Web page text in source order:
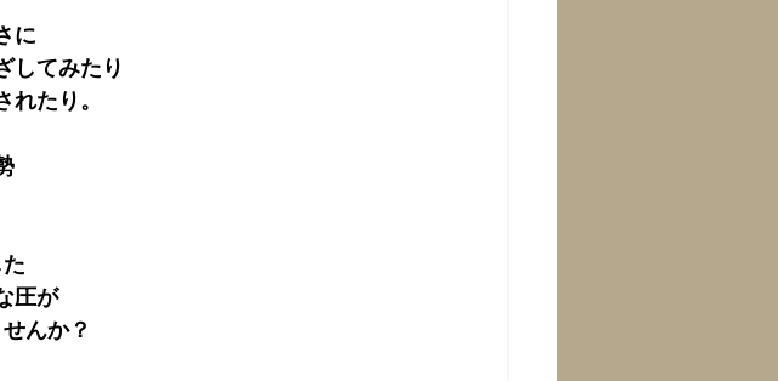
に
してみたり
たり。
圧が
んか？